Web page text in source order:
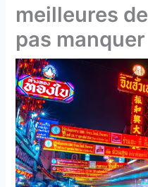
meilleures
pas manquer